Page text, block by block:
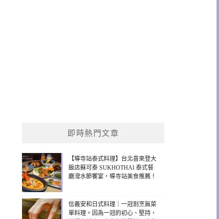
即時熱門文章
【導寺站泰式料理】台北喜來登大
飯店蘇可泰 SUKHOTHAI 泰式餐
廳潑水節饗宴，導寺站美食推薦！
信義安和日式料理｜一冠割烹無菜
單料理。因為一冠的初心、堅持，